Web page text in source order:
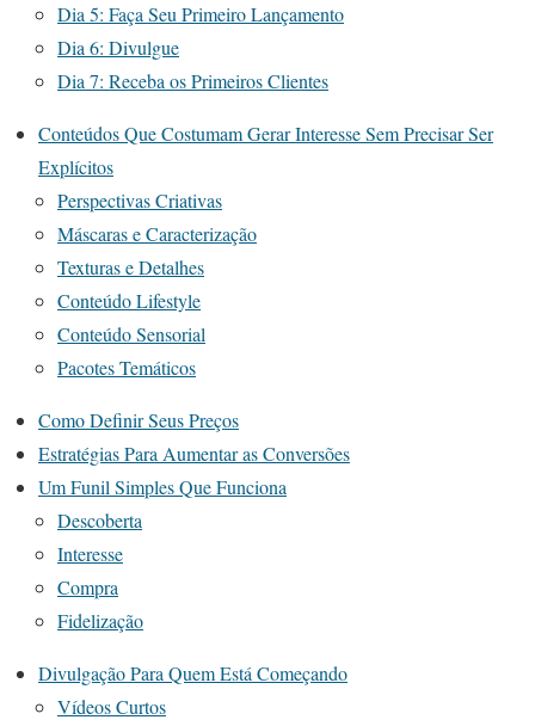
Dia 5: Faça Seu Primeiro Lançamento
Dia 6: Divulgue
Dia 7: Receba os Primeiros Clientes
Conteúdos Que Costumam Gerar Interesse Sem Precisar Ser
Explícitos
Perspectivas Criativas
Máscaras e Caracterização
Texturas e Detalhes
Conteúdo Lifestyle
Conteúdo Sensorial
Pacotes Temáticos
Como Definir Seus Preços
Estratégias Para Aumentar as Conversões
Um Funil Simples Que Funciona
Descoberta
Interesse
Compra
Fidelização
Divulgação Para Quem Está Começando
Vídeos Curtos